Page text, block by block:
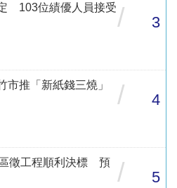
103位績優人員接受/ 3
推「新紙錢三燒」
/ 4
徵工程順利決標 預
/ 5